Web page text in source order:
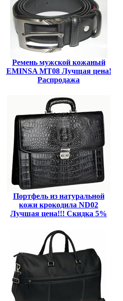
Ремень мужской кожаный
EMINSA MT08 Лучщая цена!
Распродажа
Портфель из натуральной
кожи крокодила ND02
Лучшая цена!!! Скидка 5%